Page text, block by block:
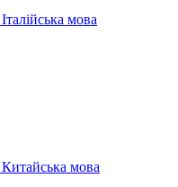
Італійська мова
Китайська мова